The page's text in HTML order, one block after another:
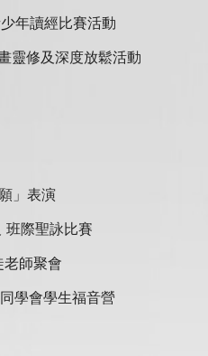
年讀經比賽活動
靈修及深度放鬆活動
」表演
際聖詠比賽
師聚會
學會學生福音營